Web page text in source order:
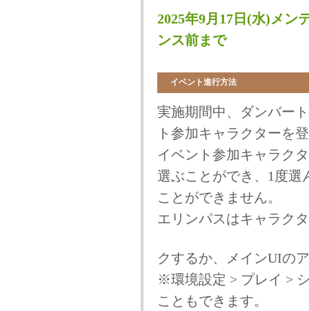
2025年9月17日(水)メン
ンス前まで
イベント進行方法
実施期間中、ダンバー
ト参加キャラクターを
イベント参加キャラク
選ぶことができ、1度選
ことができません。
エリンパスはキャラク
クするか、メインUIの
※環境設定 > プレイ >
こともできます。